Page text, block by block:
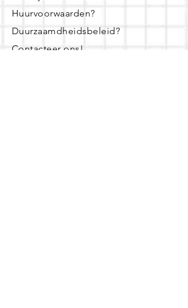
Huurvoorwaarden?
Duurzaamdheidsbeleid?
Contacteer ons!